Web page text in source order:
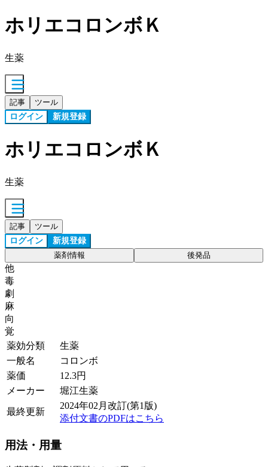
ホリエコロンボＫ
生薬
記事 ツール
ログイン 新規登録
ホリエコロンボＫ
生薬
記事 ツール
ログイン 新規登録
薬剤情報 後発品
他
毒
劇
麻
向
覚
薬効分類
生薬
一般名
コロンボ
薬価
12.3円
メーカー
堀江生薬
最終更新
2024年02月改訂(第1版)
添付文書のPDFはこちら
用法・用量